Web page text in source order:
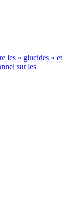
les « glucides » et
sur les